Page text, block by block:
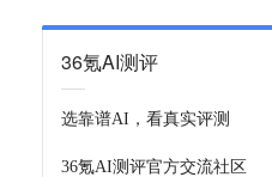
36氪AI测评
选靠谱AI，看真实评测
36氪AI测评官方交流社区